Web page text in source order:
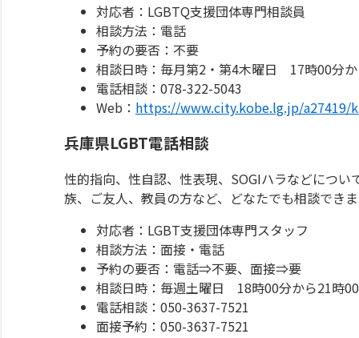
対応者：LGBTQ支援団体専門相談員
相談方法：電話
予約の要否：不要
相談日時：毎月第2・第4木曜日 17時00分
電話相談：078-322-5043
Web： https://www.city.kobe.lg.jp/
兵庫県LGBT電話相談
性的指向、性自認、性表現、SOGIハラなどにつ
族、ご友人、教員の方など、どなたでも相談でき
対応者：LGBT支援団体専門スタッフ
相談方法：面接・電話
予約の要否：電話⇒不要、面接⇒要
相談日時：毎週土曜日 18時00分から21時
電話相談：050-3637-7521
面接予約：050-3637-7521